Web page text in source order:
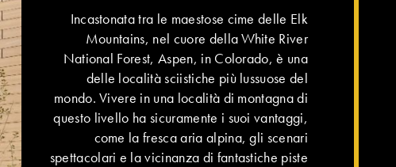
Incastonata tra le maestose cime delle Elk
Mountains, nel cuore della White River
National Forest, Aspen, in Colorado, è una
delle località sciistiche più lussuose del
mondo. Vivere in una località di montagna di
questo livello ha sicuramente i suoi vantaggi,
come la fresca aria alpina, gli scenari
spettacolari e la vicinanza di fantastiche piste